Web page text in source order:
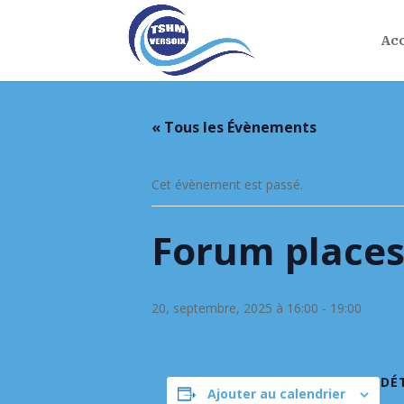
« Tous les Évènements
Cet évènement est passé.
Forum
20, septembre, 2025 à 16:00 - 19:00
Ajouter au calendrier